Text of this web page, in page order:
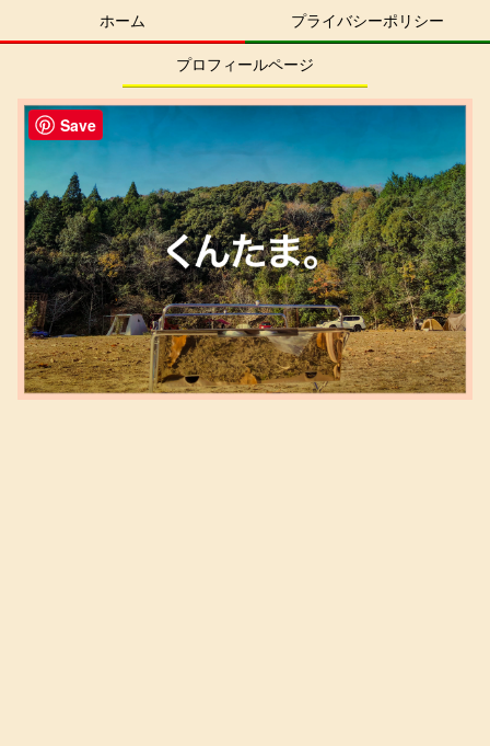
ホーム プライバシーポリシー
プロフィールページ
Save